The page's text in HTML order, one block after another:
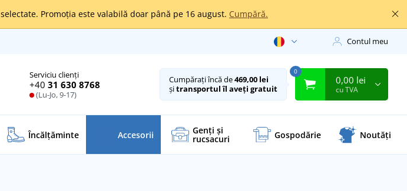
selectate. Promoția este valabilă doar până pe 16 august. Cumpără.
Contul meu
Serviciu clienți
+40 31 630 8768
(Lu-Jo, 9-17)
Cumpărați încă de469,00 lei
șitransportul îl aveți gratuit
0
0,00 lei
cu TVA
Încălţăminte Accesorii Genți și
rucsacuri Gospodărie Noutăți